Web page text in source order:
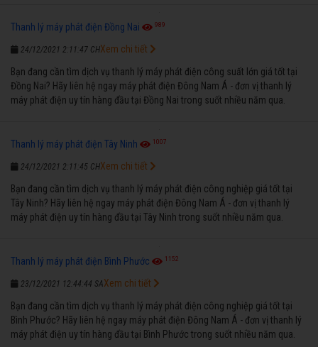
Thanh lý máy phát điện Đồng Nai 989
24/12/2021 2:11:47 CH
Bạn đang cần tìm dịch vụ thanh lý máy phát điện công suất lớn giá tốt tại
Đồng Nai? Hãy liên hệ ngay máy phát điện Đông Nam Á - đơn vị thanh lý
máy phát điện uy tín hàng đầu tại Đồng Nai trong suốt nhiều năm qua.
Xem chi tiết
Thanh lý máy phát điện Tây Ninh 1007
24/12/2021 2:11:45 CH
Bạn đang cần tìm dịch vụ thanh lý máy phát điện công nghiệp giá tốt tại
Tây Ninh? Hãy liên hệ ngay máy phát điện Đông Nam Á - đơn vị thanh lý
máy phát điện uy tín hàng đầu tại Tây Ninh trong suốt nhiều năm qua.
Xem chi tiết
Thanh lý máy phát điện Bình Phước 1152
23/12/2021 12:44:44 SA
Bạn đang cần tìm dịch vụ thanh lý máy phát điện công nghiệp giá tốt tại
Bình Phước? Hãy liên hệ ngay máy phát điện Đông Nam Á - đơn vị thanh lý
máy phát điện uy tín hàng đầu tại Bình Phước trong suốt nhiều năm qua.
Xem chi tiết